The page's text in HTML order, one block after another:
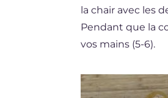
la chair avec les
Pendant que la
vos mains (5-6).